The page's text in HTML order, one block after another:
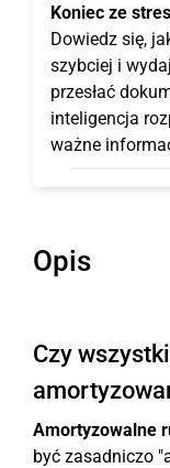
Koniec ze
Dowiedz się,
szybciej i
przesłać
inteligencja
ważne
Opis
Czy
Amortyzowalne
być zasadniczo